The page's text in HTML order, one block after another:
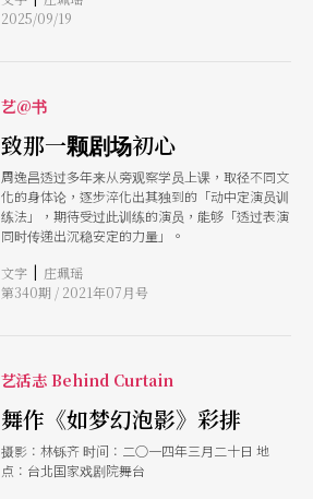
间1960年代的录音室，节目自倒数开始便全面失
2025/09/19
艺@书
致那一颗剧场初心
周逸昌透过多年来从旁观察学员上课，取径不同文
化的身体论，逐步淬化出其独到的「动中定演员训
练法」，期待受过此训练的演员，能够「透过表演
同时传递出沉稳安定的力量」。
文字 | 庄珮瑶
第340期 / 2021年07月号
艺活志 Behind Curtain
舞作《如梦幻泡影》彩排
摄影：林铄齐 时间：二○一四年三月二十日 地
点：台北国家戏剧院舞台